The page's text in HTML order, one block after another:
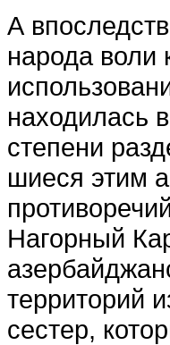
А
народа воли
находилась
степени
шиеся этим
Нагорный
территорий
сестер,